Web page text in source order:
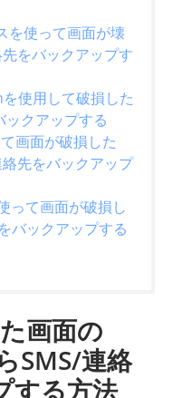
を使って画面が壊
をバックアップす
使用して破損した
クアップする
画面が破損した
先をバックアップ
って画面が破損し
バックアップする
画面の
SMS/連絡
する方法